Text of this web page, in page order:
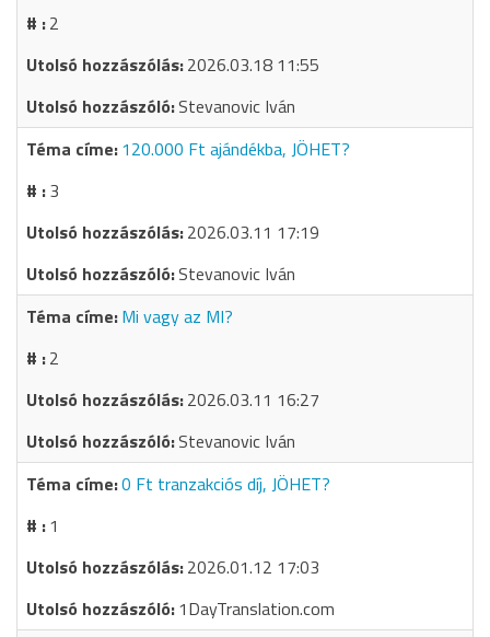
2
2026.03.18 11:55
Stevanovic Iván
120.000 Ft ajándékba, JÖHET?
3
2026.03.11 17:19
Stevanovic Iván
Mi vagy az MI?
2
2026.03.11 16:27
Stevanovic Iván
0 Ft tranzakciós díj, JÖHET?
1
2026.01.12 17:03
1DayTranslation.com